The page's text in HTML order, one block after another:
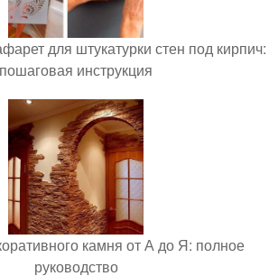
для штукатурки стен под кирпич:
пошаговая инструкция
камня от А до Я: полное
руководство